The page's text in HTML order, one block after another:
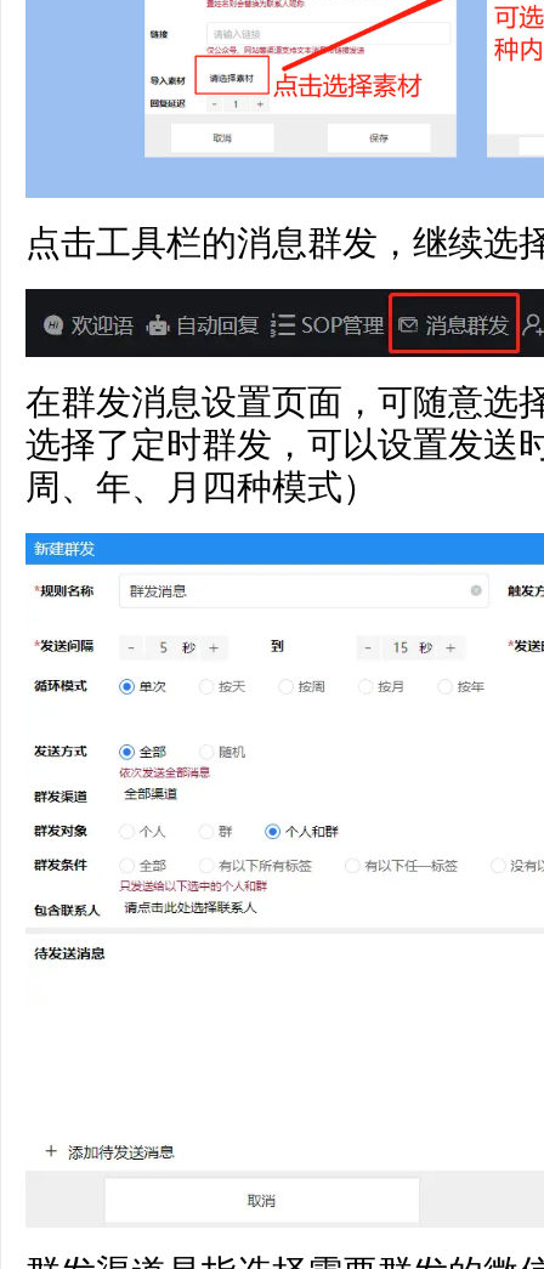
点击工具栏的消息群发，继续选
在群发消息设置页面，可随意选
选择了定时群发，可以设置发送
周、年、月四种模式）